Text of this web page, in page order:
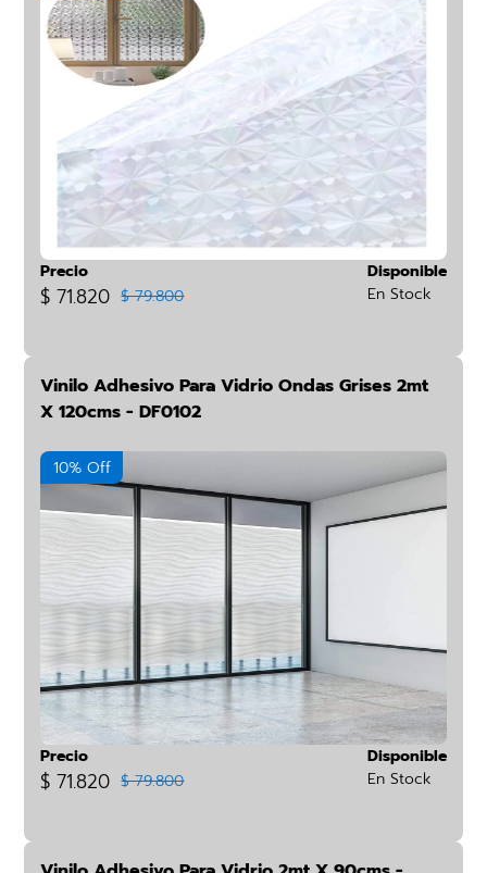
Precio
$ 71.820 $ 79.800
Disponible
En Stock
Vinilo Adhesivo Para Vidrio Ondas Grises 2mt
X 120cms - DF0102
10% Off
Precio
$ 71.820 $ 79.800
Disponible
En Stock